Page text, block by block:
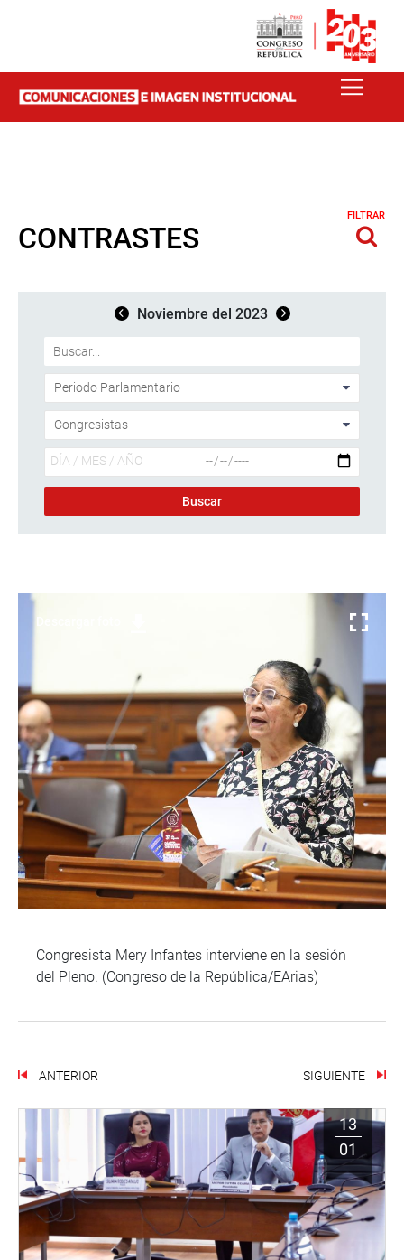
CONTRASTES
FILTRAR
Noviembre del 2023
Congresista Mery Infantes interviene en la sesión
del Pleno. (Congreso de la República/EArias)
ANTERIOR SIGUIENTE
13
01